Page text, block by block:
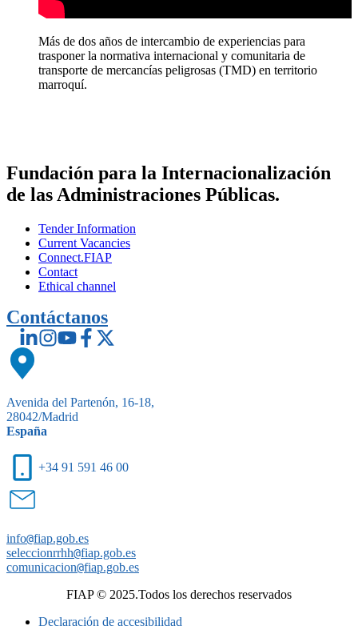
Más de dos años de intercambio de experiencias para
trasponer la normativa internacional y comunitaria de
transporte de mercancías peligrosas (TMD) en territorio
marroquí.
Fundación para la Internacionalización
de las Administraciones Públicas.
Tender Information
Current Vacancies
Connect.FIAP
Contact
Ethical channel
Contáctanos
Avenida del Partenón, 16-18,
28042/Madrid
España
+34 91 591 46 00
info@fiap.gob.es
seleccionrrhh@fiap.gob.es
comunicacion@fiap.gob.es
FIAP © 2025.Todos los derechos reservados
Declaración de accesibilidad